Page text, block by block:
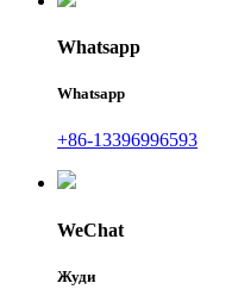
Whatsapp
Whatsapp
+86-13396996593
WeChat
Жуди